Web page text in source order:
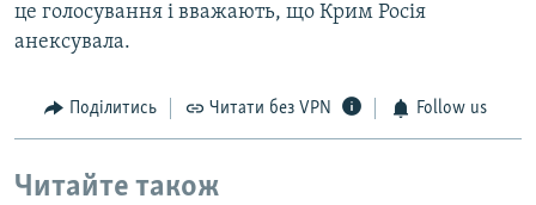
це голосування і вважають, що Крим Росія
анексувала.
Поділитись Читати без VPN Follow us
Читайте також